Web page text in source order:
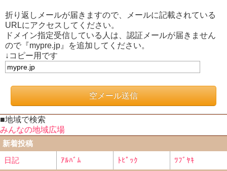
折り返しメールが届きますので、メールに記載されている
URLにアクセスしてください。
ドメイン指定受信している人は、認証メールが届きません
ので『mypre.jp』を追加してください。
↓コピー用です
空メール送信
■地域で検索
みんなの地域広場
新着投稿
日記
ｱﾙﾊﾞﾑ ﾄﾋﾟｯｸ
ﾂﾌﾞﾔｷ